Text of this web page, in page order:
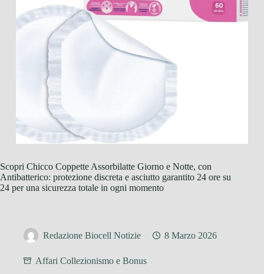
Scopri Chicco Coppette Assorbilatte Giorno e Notte, con
Antibatterico: protezione discreta e asciutto garantito 24 ore su
24 per una sicurezza totale in ogni momento
Redazione Biocell Notizie 8 Marzo 2026
Affari Collezionismo e Bonus